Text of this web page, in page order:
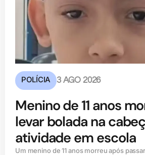
POLÍCIA 3 AGO 2026
Menino de 11 anos
levar bolada na
atividade em escola
Um menino de 11 anos morreu após